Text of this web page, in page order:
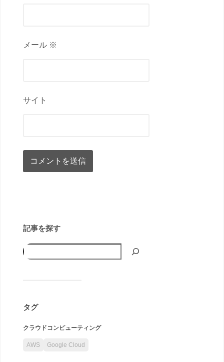
メール ※
サイト
記事を探す
タグ
クラウドコンピューティング
AWS Google Cloud